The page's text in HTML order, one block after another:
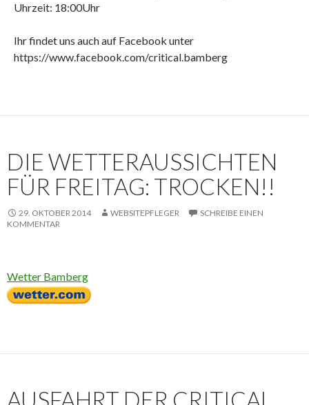
Uhrzeit: 18:00Uhr
Ihr findet uns auch auf Facebook unter
https://www.facebook.com/critical.bamberg
DIE WETTERAUSSICHTEN
FÜR FREITAG: TROCKEN!!
29. OKTOBER 2014 WEBSITEPFLEGER
SCHREIBE EINEN
KOMMENTAR
Wetter Bamberg
AUSFAHRT DER CRITICAL